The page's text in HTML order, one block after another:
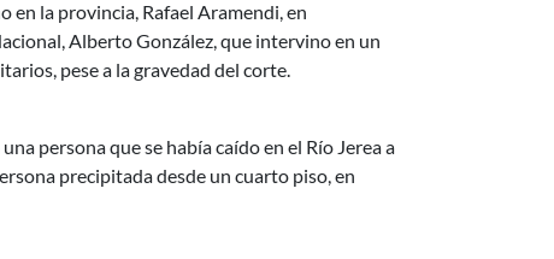
en la provincia, Rafael Aramendi, en
Alberto González, que intervino en un
pese a la gravedad del corte.
persona que se había caído en el Río Jerea a
precipitada desde un cuarto piso, en